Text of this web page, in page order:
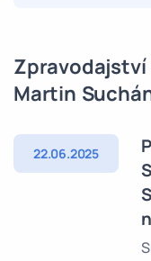
Zpravodajství
Martin
22.06.2025